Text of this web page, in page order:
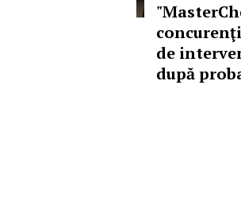
de
după